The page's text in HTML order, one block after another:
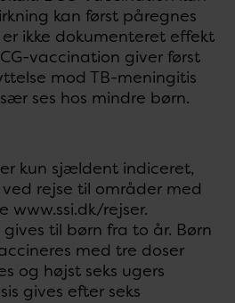
kan først påregnes
ikke dokumenteret effekt
vaccination giver først
mod TB-meningitis
ses hos mindre børn.
kun sjældent indiceret,
rejse til områder med
www.ssi.dk/rejser.
gives til børn fra to år. Børn
med tre doser
og højst seks ugers
gives efter seks